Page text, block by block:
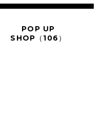
POP UP
SHOP（106）